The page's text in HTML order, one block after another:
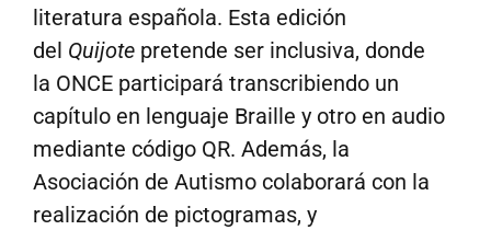
literatura española. Esta edición
del Quijote pretende ser inclusiva, donde
la ONCE participará transcribiendo un
capítulo en lenguaje Braille y otro en audio
mediante código QR. Además, la
Asociación de Autismo colaborará con la
realización de pictogramas, y